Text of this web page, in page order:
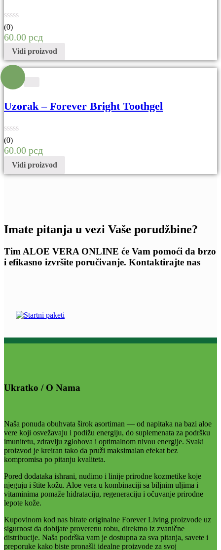
(0)
60.00 рсд
Vidi proizvod
Uzorak – Forever Bright Toothgel
(0)
60.00 рсд
Vidi proizvod
Imate pitanja u vezi Vaše porudžbine?
Tim ALOE VERA ONLINE će Vam pomoći da brzo
i efikasno izvršite poručivanje. Kontaktirajte nas
Ukratko / O Nama
Naša ponuda obuhvata širok asortiman — od napitaka na bazi aloe
vere koji osvežavaju i podižu energiju, do suplemenata za podršku
imunitetu, zdravlju zglobova i optimalnom nivou energije. Svaki
proizvod je kreiran tako da pruži maksimalan efekat bez
kompromisa po pitanju kvaliteta.
Pored dodataka ishrani, nudimo i linije prirodne kozmetike koje
njeguju i štite kožu. Aloe vera u kombinaciji sa biljnim uljima i
vitaminima pomaže hidrataciju, regeneraciju i očuvanje prirodne
lepote kože.
Kupovinom kod nas birate originalne Forever Living proizvode uz
sigurnost da dobijate proverenu robu, direktno iz zvanične
distribucije. Naša podrška vam je dostupna za sva pitanja, savete i
preporuke kako biste pronašli idealne proizvode za svoj